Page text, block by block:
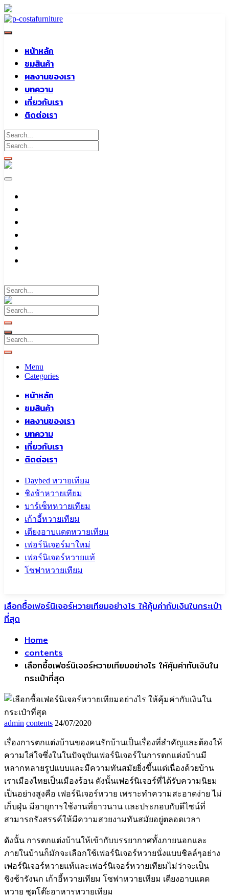
Skip
content
หน้าหลัก
ชมสินค้า
ผลงานของเรา
บทความ
เกี่ยวกับเรา
ติดต่อเรา
Menu
Categories
หน้าหลัก
ชมสินค้า
ผลงานของเรา
บทความ
เกี่ยวกับเรา
ติดต่อเรา
Daybed หวายเทียม
ชิงช้าหวายเทียม
บาร์เซ็ทหวายเทียม
เก้าอี้หวายเทียม
เตียงอาบแดดหวายเทียม
เฟอร์นิเจอร์มาใหม่
เฟอร์นิเจอร์หวายแท้
โซฟาหวายเทียม
เลือกซื้อเฟอร์นิเจอร์หวายเทียมอย่างไร ให้คุ้มค่ากับเงินในกระเป๋า
ที่สุด
Home
contents
เลือกซื้อเฟอร์นิเจอร์หวายเทียมอย่างไร ให้คุ้มค่ากับเงินใน
กระเป๋าที่สุด
admin contents 24/07/2020
เรื่องการตกแต่งบ้านของคนรักบ้านเป็นเรื่องที่สำคัญและต้องให้
ความใส่ใจซึ่งในในปัจจุบันเฟอร์นิเจอร์ในการตกแต่งบ้านมี
หลากหลายรูปแบบและมีความทันสมัยยิ่งขึ้นแต่เนื่องด้วยบ้าน
เราเมืองไทยเป็นเมืองร้อน ดังนั้นเฟอร์นิเจอร์ที่ได้รับความนิยม
เป็นอย่างสูงคือ เฟอร์นิเจอร์หวาย เพราะทำความสะอาดง่าย ไม่
เก็บฝุ่น มีอายุการใช้งานที่ยาวนาน และประกอบกับดีไซน์ที่
สามารถรังสรรค์ให้มีความสวยงามทันสมัยอยู่ตลอดเวลา
ดังนั้น การตกแต่งบ้านให้เข้ากับบรรยากาศทั้งภายนอกและ
ภายในบ้านก็มักจะเลือกใช้เฟอร์นิเจอร์หวายนั่งแบบชิลล์ๆอย่าง
เฟอร์นิเจอร์หวายแท้และเฟอร์นิเจอร์หวายเทียมไม่ว่าจะเป็น
ชิงช้ารังนก เก้าอี้หวายเทียม โซฟาหวายเทียม เตียงอาบแดด
หวาย ชุดโต๊ะอาหารหวายเทียม